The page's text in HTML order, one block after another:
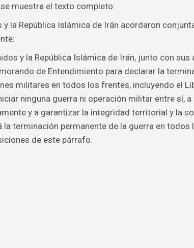
muestra el texto completo:
y la República Islámica de Irán acordaron
y la República Islámica de Irán, junto con sus
de Entendimiento para declarar la
militares en todos los frentes, incluyendo el
ninguna guerra ni operación militar entre sí,
y a garantizar la integridad territorial y la
terminación permanente de la guerra en todos
de este párrafo.